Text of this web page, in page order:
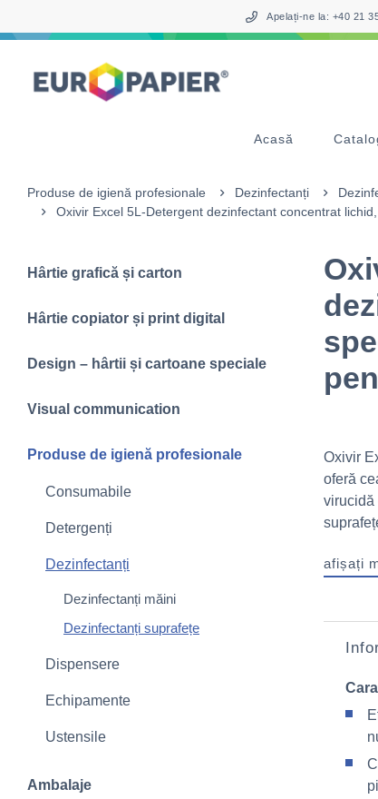
Apelați-ne la: +40 21
Acasă
Produse de igienă profesionale Dezinfectanți
Oxivir Excel 5L-Detergent dezinfectant concentrat
Hârtie grafică și carton
Hârtie copiator și print digital
Design – hârtii și cartoane speciale
Visual communication
Produse de igienă profesionale
Consumabile
Detergenți
Dezinfectanți
Dezinfectanți măini
Dezinfectanți suprafețe
Dispensere
Echipamente
Ustensile
Ambalaje
Oxivir
oferă
virucidă
afișați